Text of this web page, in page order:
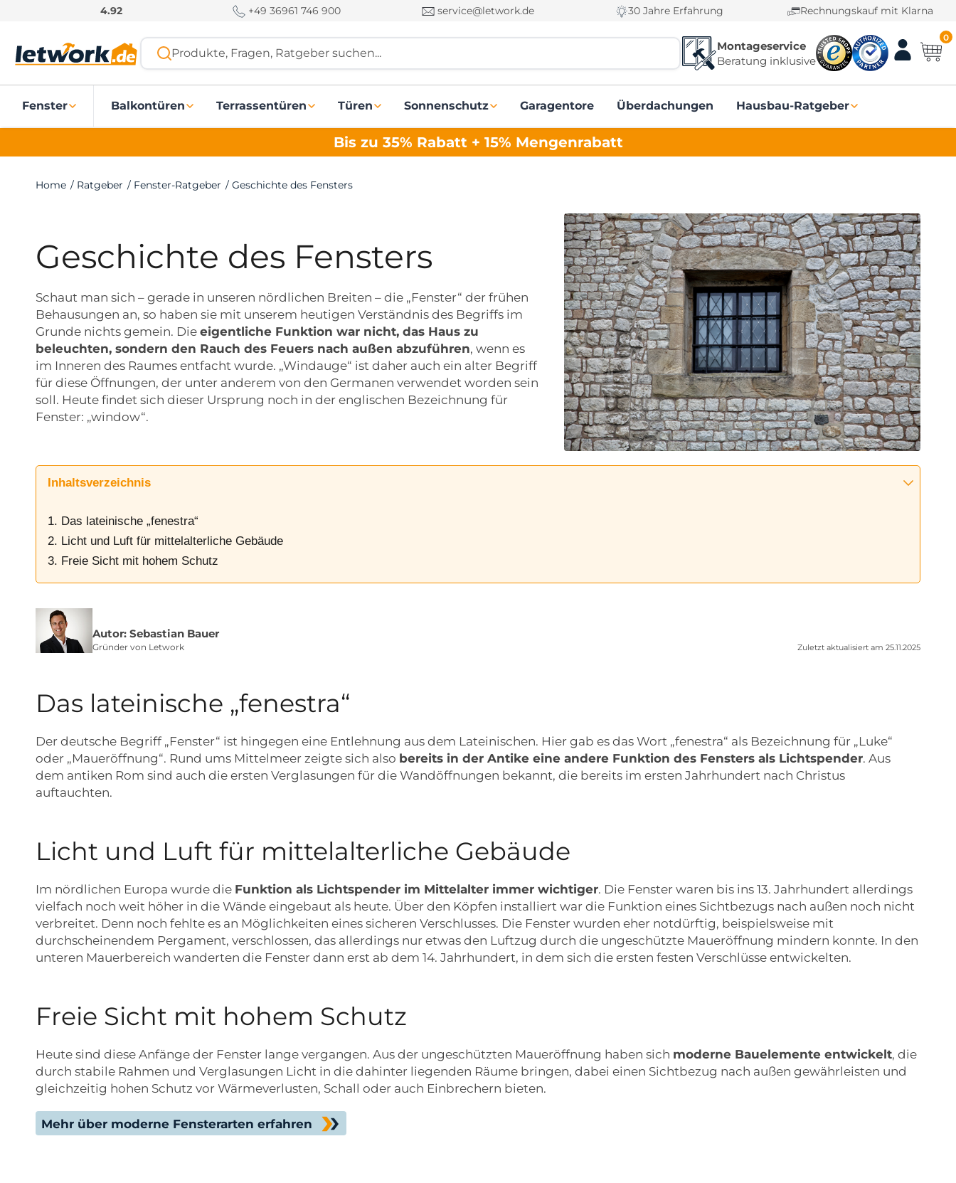
o
4.92 +49 36961 746 900 service@letwork.de 30 Jahre Erfahrung Rechnungskauf mit Klarna
Produkte, Fragen, Ratgeber suchen...
Montageservice
Beratung inklusive
0
Fenster Balkontüren Terrassentüren Türen Sonnenschutz Garagentore Überdachungen Hausbau-Ratgeber
Bis zu 35% Rabatt + 15% Mengenrabatt
Home / Ratgeber / Fenster-Ratgeber / Geschichte des Fensters
Geschichte des Fensters
Schaut man sich – gerade in unseren nördlichen Breiten – die „Fenster“ der frühen
Behausungen an, so haben sie mit unserem heutigen Verständnis des Begriffs im
Grunde nichts gemein. Die eigentliche Funktion war nicht, das Haus zu
beleuchten, sondern den Rauch des Feuers nach außen abzuführen, wenn es
im Inneren des Raumes entfacht wurde. „Windauge“ ist daher auch ein alter Begriff
für diese Öffnungen, der unter anderem von den Germanen verwendet worden sein
soll. Heute findet sich dieser Ursprung noch in der englischen Bezeichnung für
Fenster: „window“.
Inhaltsverzeichnis
1. Das lateinische „fenestra“
2. Licht und Luft für mittelalterliche Gebäude
3. Freie Sicht mit hohem Schutz
Autor: Sebastian Bauer
Gründer von Letwork Zuletzt aktualisiert am 25.11.2025
Das lateinische „fenestra“
Der deutsche Begriff „Fenster“ ist hingegen eine Entlehnung aus dem Lateinischen. Hier gab es das Wort „fenestra“ als Bezeichnung für „Luke“
oder „Maueröffnung“. Rund ums Mittelmeer zeigte sich also bereits in der Antike eine andere Funktion des Fensters als Lichtspender. Aus
dem antiken Rom sind auch die ersten Verglasungen für die Wandöffnungen bekannt, die bereits im ersten Jahrhundert nach Christus
auftauchten.
Licht und Luft für mittelalterliche Gebäude
Im nördlichen Europa wurde die Funktion als Lichtspender im Mittelalter immer wichtiger. Die Fenster waren bis ins 13. Jahrhundert allerdings
vielfach noch weit höher in die Wände eingebaut als heute. Über den Köpfen installiert war die Funktion eines Sichtbezugs nach außen noch nicht
verbreitet. Denn noch fehlte es an Möglichkeiten eines sicheren Verschlusses. Die Fenster wurden eher notdürftig, beispielsweise mit
durchscheinendem Pergament, verschlossen, das allerdings nur etwas den Luftzug durch die ungeschützte Maueröffnung mindern konnte. In den
unteren Mauerbereich wanderten die Fenster dann erst ab dem 14. Jahrhundert, in dem sich die ersten festen Verschlüsse entwickelten.
Freie Sicht mit hohem Schutz
Heute sind diese Anfänge der Fenster lange vergangen. Aus der ungeschützten Maueröffnung haben sich moderne Bauelemente entwickelt, die
durch stabile Rahmen und Verglasungen Licht in die dahinter liegenden Räume bringen, dabei einen Sichtbezug nach außen gewährleisten und
gleichzeitig hohen Schutz vor Wärmeverlusten, Schall oder auch Einbrechern bieten.
Mehr über moderne Fensterarten erfahren